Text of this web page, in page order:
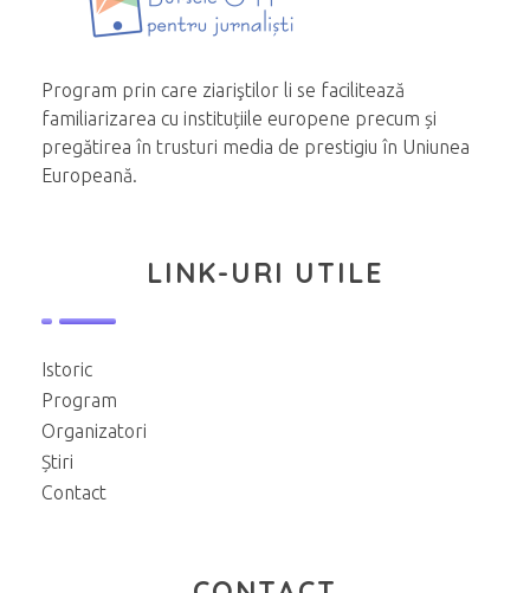
Program prin care ziariştilor li se facilitează
familiarizarea cu instituțiile europene precum și
pregătirea în trusturi media de prestigiu în Uniunea
Europeană.
LINK-URI UTILE
Istoric
Program
Organizatori
Știri
Contact